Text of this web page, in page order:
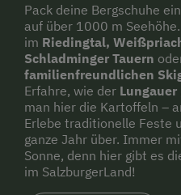
Pack deine Bergschuhe
auf über 1000 m
im Riedingtal,
Schladminger Tauern
familienfreundlichen
Erfahre, wie der
man hier die Kartoffeln –
Erlebe traditionelle Feste
ganze Jahr über. Immer
Sonne, denn hier gibt es
im SalzburgerLand!